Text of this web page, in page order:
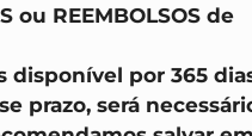
ou REEMBOLSOS de
disponível por 365
prazo, será